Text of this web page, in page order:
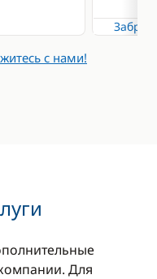
с нами!
Для